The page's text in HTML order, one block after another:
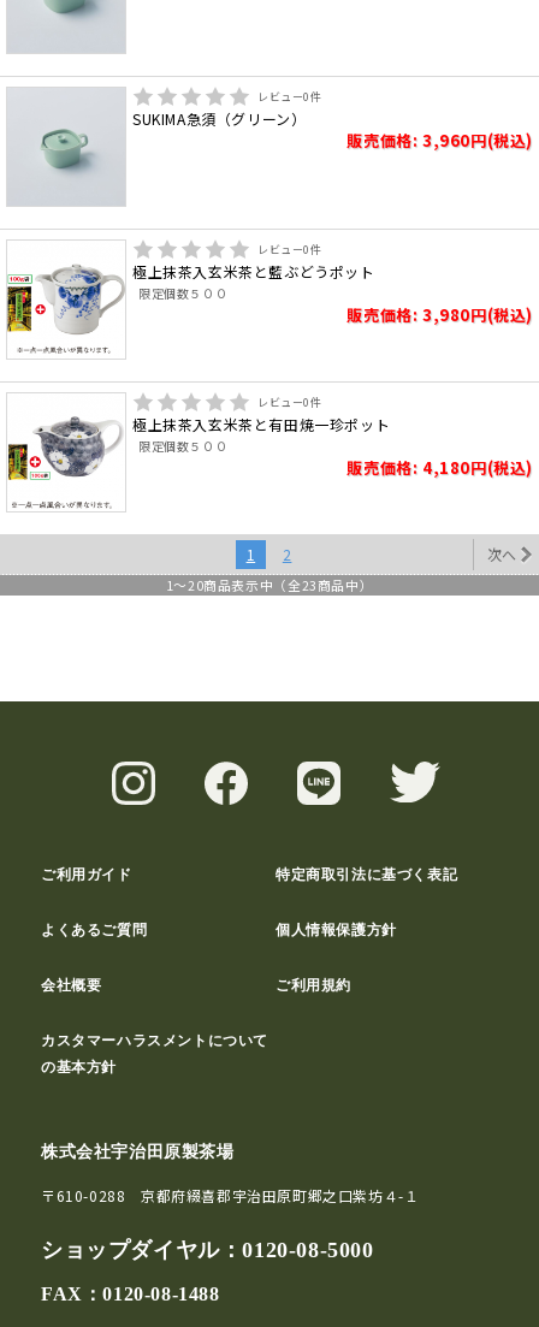
レビュー0件
SUKIMA急須（グリーン）
販売価格: 3,960円(税込)
レビュー0件
極上抹茶入玄米茶と藍ぶどうポット
限定個数５００
販売価格: 3,980円(税込)
レビュー0件
極上抹茶入玄米茶と有田焼一珍ポット
限定個数５００
販売価格: 4,180円(税込)
1 2 次へ
1～20商品表示中（全23商品中）
ご利用ガイド 特定商取引法に基づく表記
よくあるご質問 個人情報保護方針
会社概要 ご利用規約
カスタマーハラスメントについて
の基本方針
株式会社宇治田原製茶場
〒610-0288 京都府綴喜郡宇治田原町郷之口紫坊４-１
ショップダイヤル：0120-08-5000
FAX：0120-08-1488